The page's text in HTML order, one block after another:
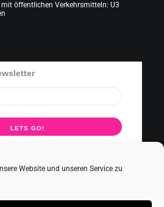
Website und unseren Service zu
öffentlichen Verkehrsmitteln: U3